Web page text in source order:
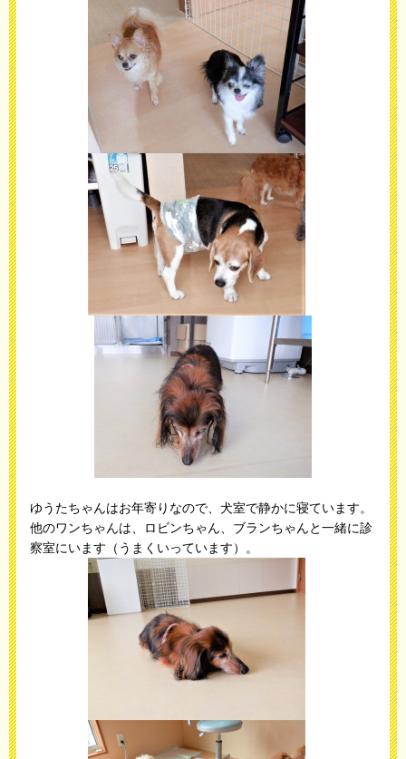
ゆうたちゃんはお年寄りなので、犬室で静かに寝ています。
他のワンちゃんは、ロビンちゃん、ブランちゃんと一緒に診
察室にいます（うまくいっています）。